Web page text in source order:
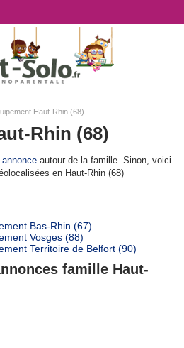
Haut-Rhin (68)
Rhin (68)
autour de la famille. Sinon, voici
en Haut-Rhin (68)
Bas-Rhin (67)
Vosges (88)
Territoire de Belfort (90)
famille Haut-